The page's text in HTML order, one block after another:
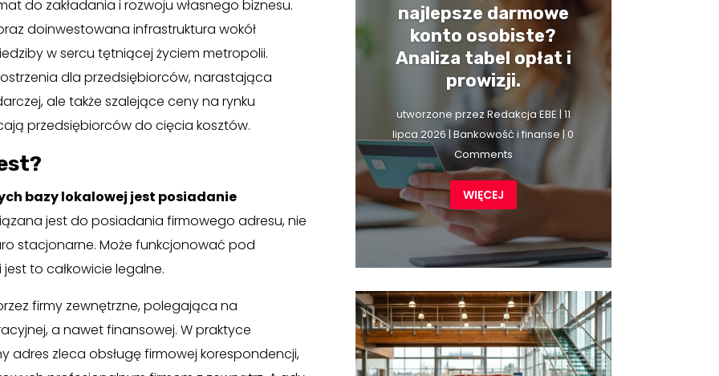
do zakładania i rozwoju własnego biznesu.
doinwestowana infrastruktura wokół
w sercu tętniącej życiem metropolii.
dla przedsiębiorców, narastająca
ale także szalejące ceny na rynku
przedsiębiorców do cięcia kosztów.
bazy lokalowej jest posiadanie
jest do posiadania firmowego adresu, nie
stacjonarne. Może funkcjonować pod
to całkowicie legalne.
firmy zewnętrzne, polegająca na
a nawet finansowej. W praktyce
adres zleca obsługę firmowej korespondencji,
najlepsze darmowe
konto osobiste?
Analiza tabel opłat i
prowizji.
utworzone przezRedakcja EBE | 11
lipca 2026 |Bankowość i finanse| 0
Comments
WIĘCEJ